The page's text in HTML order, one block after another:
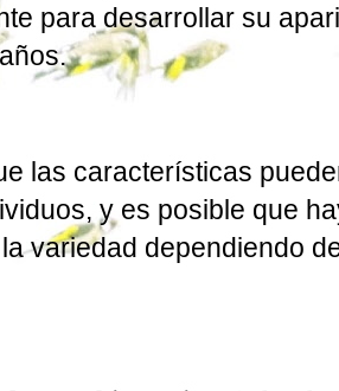
para desarrollar su
las características
y es posible que
variedad dependiendo